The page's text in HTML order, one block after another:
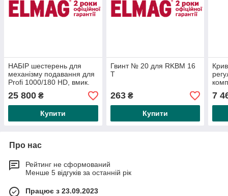
НАБІР шестерень для
механізму подавання для
Profi 1000/180 HD, вмик.
ні.
16/81/83/85/87/89/91/93/95
25 800 ₴
Купити
Гвинт № 20 для RKBM 16
T
263₴
Купити
7
Про нас
Рейтинг не сформований
Менше 5 відгуків за останній рік
Працює з 23.09.2023